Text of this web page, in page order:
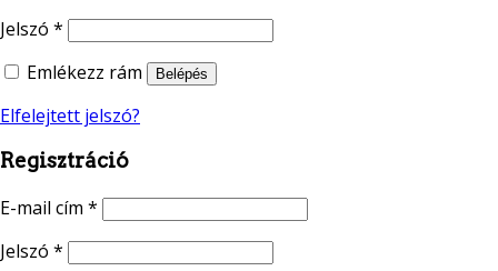
Jelszó *
Emlékezz rám
Belépés
Elfelejtett jelszó?
Regisztráció
E-mail cím *
Jelszó *